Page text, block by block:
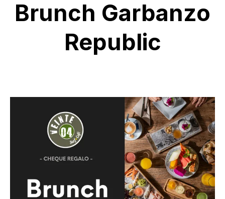
Brunch Garbanzo
Republic